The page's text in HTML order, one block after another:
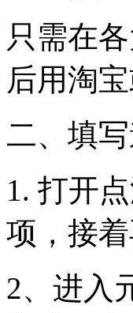
只需在
后用淘
二、填
1. 打开
项，接
2、进入